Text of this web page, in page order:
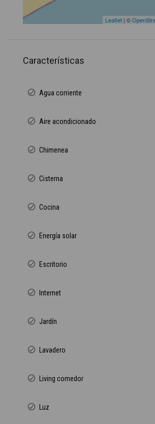
Leaflet | ©
Características
Agua corriente
Aire acondicionado
Chimenea
Cisterna
Cocina
Energía solar
Escritorio
Internet
Jardín
Lavadero
Living comedor
Luz